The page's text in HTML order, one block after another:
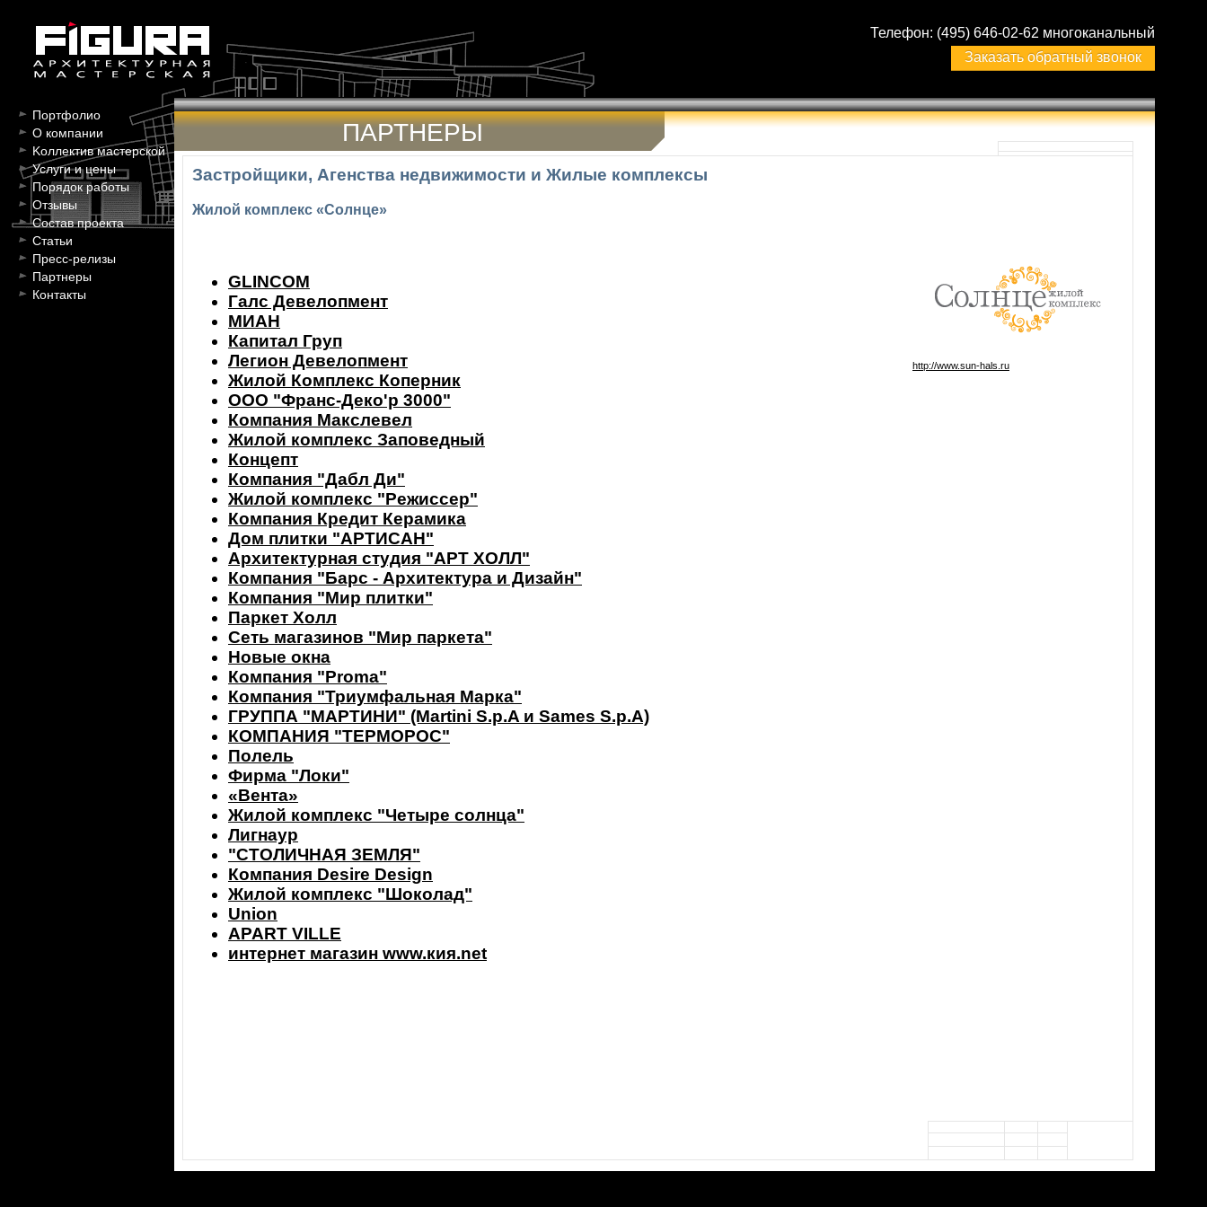
Портфолио
О компании
Kоллектив мастерской
Услуги и цены
Порядок работы
Отзывы
Состав проекта
Статьи
Пресс-релизы
Партнеры
Контакты
Телефон: (495) 646-02-62 многоканальный
Заказать обратный звонок
ПАРТНЕРЫ
Застройщики, Агенства недвижимости и Жилые комплексы
Жилой комплекс «Солнце»
http://www.sun-hals.ru
GLINCOM
Галс Девелопмент
МИАН
Капитал Груп
Легион Девелопмент
Жилой Комплекс Коперник
ООО "Франс-Деко'р 3000"
Компания Макслевел
Жилой комплекс Заповедный
Концепт
Компания "Дабл Ди"
Жилой комплекс "Режиссер"
Компания Кредит Керамика
Дом плитки "АРТИСАН"
Архитектурная студия "АРТ ХОЛЛ"
Компания "Барс - Архитектура и Дизайн"
Компания "Мир плитки"
Паркет Холл
Сеть магазинов "Мир паркета"
Новые окна
Компания "Proma"
Компания "Триумфальная Mарка"
ГРУППА "МАРТИНИ" (Martini S.p.A и Sames S.p.A)
КОМПАНИЯ "ТЕРМОРОС"
Полель
Фирма "Лoки"
«Вента»
Жилой комплекс "Четыре солнца"
Лигнаур
"СТОЛИЧНАЯ ЗЕМЛЯ"
Компания Desire Design
Жилой комплекс "Шоколад"
Union
APART VILLE
интернет магазин www.кия.net